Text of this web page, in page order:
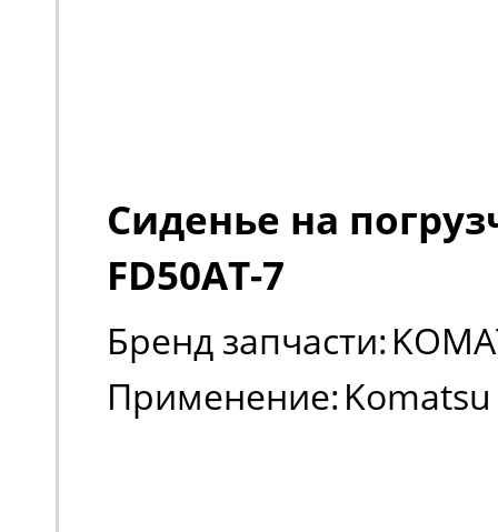
Сиденье на
FD50AT-7
Бренд запчасти:
Применение: Komatsu